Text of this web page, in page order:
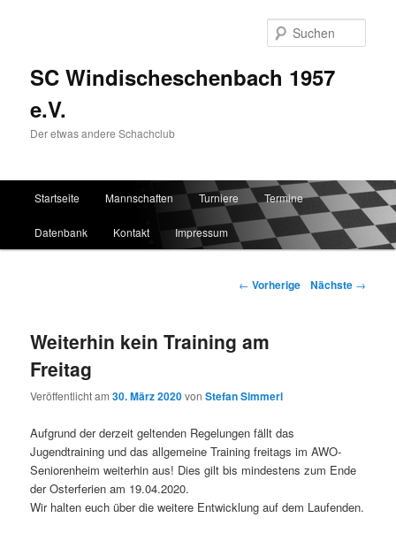
SC Windischeschenbach 1957
e.V.
Der etwas andere Schachclub
Zum Inhalt wechseln
Zum sekundären Inhalt wechseln
Startseite Mannschaften Turniere Termine
Datenbank Kontakt Impressum
Artikelnavigation
← Vorherige Nächste →
Weiterhin kein Training am
Freitag
Veröffentlicht am30. März 2020vonStefan Simmerl
Aufgrund der derzeit geltenden Regelungen fällt das
Jugendtraining und das allgemeine Training freitags im AWO-
Seniorenheim weiterhin aus! Dies gilt bis mindestens zum Ende
der Osterferien am 19.04.2020.
Wir halten euch über die weitere Entwicklung auf dem Laufenden.